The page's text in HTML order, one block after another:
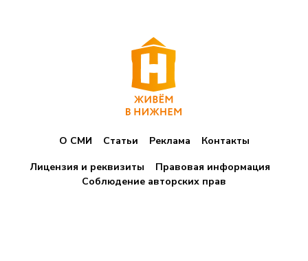
О СМИ Статьи Реклама
Контакты
Лицензия и реквизиты
Правовая информация
Соблюдение авторских прав